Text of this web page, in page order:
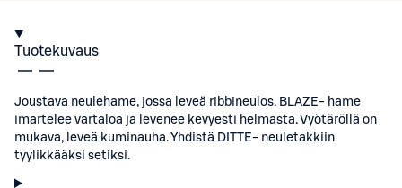
Tuotekuvaus
Joustava neulehame, jossa leveä ribbineulos. BLAZE- hame
imartelee vartaloa ja levenee kevyesti helmasta. Vyötäröllä on
mukava, leveä kuminauha. Yhdistä DITTE- neuletakkiin
tyylikkääksi setiksi.